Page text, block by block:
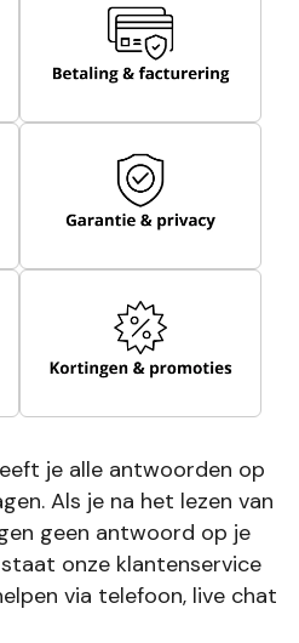
je alle antwoorden op
Als je na het lezen van
geen antwoord op je
onze klantenservice
via telefoon, live chat